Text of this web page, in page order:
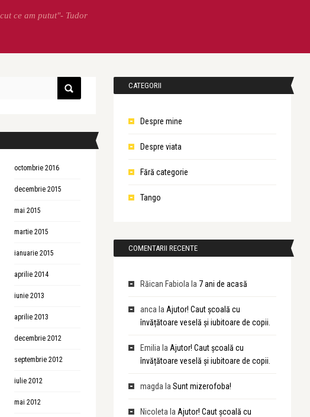
ce am putut"- Tudor
octombrie 2016
decembrie 2015
mai 2015
martie 2015
ianuarie 2015
aprilie 2014
iunie 2013
aprilie 2013
decembrie 2012
septembrie 2012
iulie 2012
mai 2012
CATEGORII
Despre mine
Despre viata
Fără categorie
Tango
COMENTARII RECENTE
Răican Fabiola la 7 ani de acasă
anca la Ajutor! Caut școală cu
învățătoare veselă și iubitoare de copii.
Emilia la Ajutor! Caut școală cu
învățătoare veselă și iubitoare de copii.
magda la Sunt mizerofoba!
Nicoleta la Ajutor! Caut școală cu